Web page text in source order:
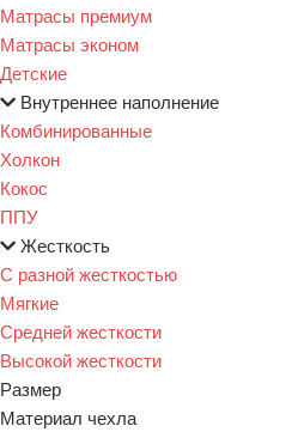
Матрасы премиум
Матрасы эконом
Детские
Внутреннее наполнение
Комбинированные
Холкон
Кокос
ППУ
Жесткость
С разной жесткостью
Мягкие
Средней жесткости
Высокой жесткости
Размер
Материал чехла